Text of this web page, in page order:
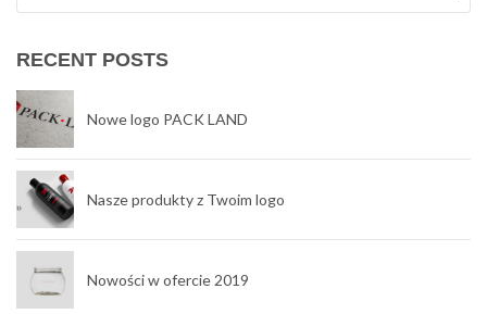
RECENT POSTS
Nowe logo PACK LAND
Nasze produkty z Twoim logo
Nowości w ofercie 2019